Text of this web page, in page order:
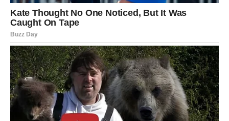
Pred vama su trenuci ispunjeni srećom i pozitivnom
energijom.
Četvrtak donosi mnogo razloga za zadovoljstvo, lijepe
vijesti i trenutke koji će pojedinim znakovima ostati u
posebnom sjećanju. Zvijezde pokazuju da pozitivna
energija prati mnoge znakove tokom cijelog dana.